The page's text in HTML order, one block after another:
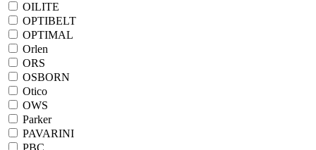
OILITE
OPTIBELT
OPTIMAL
Orlen
ORS
OSBORN
Otico
OWS
Parker
PAVARINI
PBC